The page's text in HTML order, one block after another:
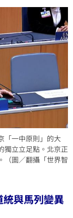
「一中原則」的大
獨立立足點。北京正
（圖／翻攝「世界智
與馬列變異